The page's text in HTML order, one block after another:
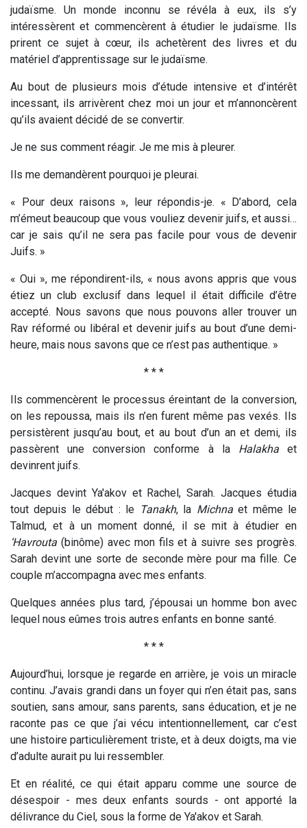
judaïsme. Un monde inconnu se révéla à eux, ils s’y
intéressèrent et commencèrent à étudier le judaïsme. Ils
prirent ce sujet à cœur, ils achetèrent des livres et du
matériel d’apprentissage sur le judaïsme.
Au bout de plusieurs mois d’étude intensive et d’intérêt
incessant, ils arrivèrent chez moi un jour et m’annoncèrent
qu’ils avaient décidé de se convertir.
Je ne sus comment réagir. Je me mis à pleurer.
Ils me demandèrent pourquoi je pleurai.
« Pour deux raisons », leur répondis-je. « D’abord, cela
m’émeut beaucoup que vous vouliez devenir juifs, et aussi…
car je sais qu’il ne sera pas facile pour vous de devenir
Juifs. »
« Oui », me répondirent-ils, « nous avons appris que vous
étiez un club exclusif dans lequel il était difficile d’être
accepté. Nous savons que nous pouvons aller trouver un
Rav réformé ou libéral et devenir juifs au bout d’une demi-
heure, mais nous savons que ce n’est pas authentique. »
* * *
Ils commencèrent le processus éreintant de la conversion,
on les repoussa, mais ils n’en furent même pas vexés. Ils
persistèrent jusqu’au bout, et au bout d’un an et demi, ils
passèrent une conversion conforme à la Halakhaet
devinrent juifs.
Jacques devint Ya'akov et Rachel, Sarah. Jacques étudia
tout depuis le début : le Tanakh, la Michnaet même le
Talmud, et à un moment donné, il se mit à étudier en
‘Havrouta (binôme) avec mon fils et à suivre ses progrès.
Sarah devint une sorte de seconde mère pour ma fille. Ce
couple m’accompagna avec mes enfants.
Quelques années plus tard, j’épousai un homme bon avec
lequel nous eûmes trois autres enfants en bonne santé.
* * *
Aujourd’hui, lorsque je regarde en arrière, je vois un miracle
continu. J’avais grandi dans un foyer qui n’en était pas, sans
soutien, sans amour, sans parents, sans éducation, et je ne
raconte pas ce que j’ai vécu intentionnellement, car c’est
une histoire particulièrement triste, et à deux doigts, ma vie
d’adulte aurait pu lui ressembler.
Et en réalité, ce qui était apparu comme une source de
désespoir - mes deux enfants sourds - ont apporté la
délivrance du Ciel, sous la forme de Ya'akov et Sarah.